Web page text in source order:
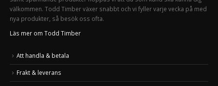
välkommen. Todd Timber växer snabbt och vi fyller varje vecka på med
nya produkter, så besök oss ofta.
Läs mer om Todd Timber
Att handla & betala
Frakt & leverans